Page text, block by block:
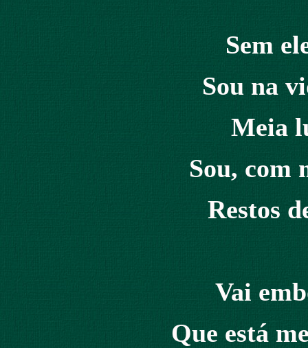
Sem
Sou na
Meia
Sou, com
Restos
Vai
Que está